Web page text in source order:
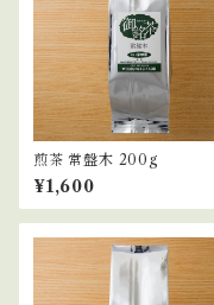
煎茶 常盤木 200g
¥1,600